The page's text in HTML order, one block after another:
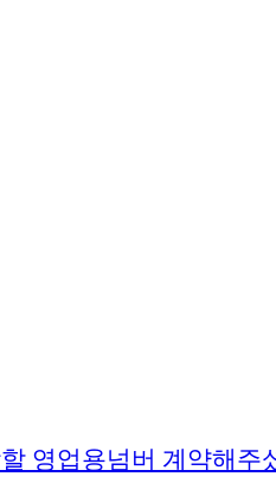
영업용넘버 계약해주